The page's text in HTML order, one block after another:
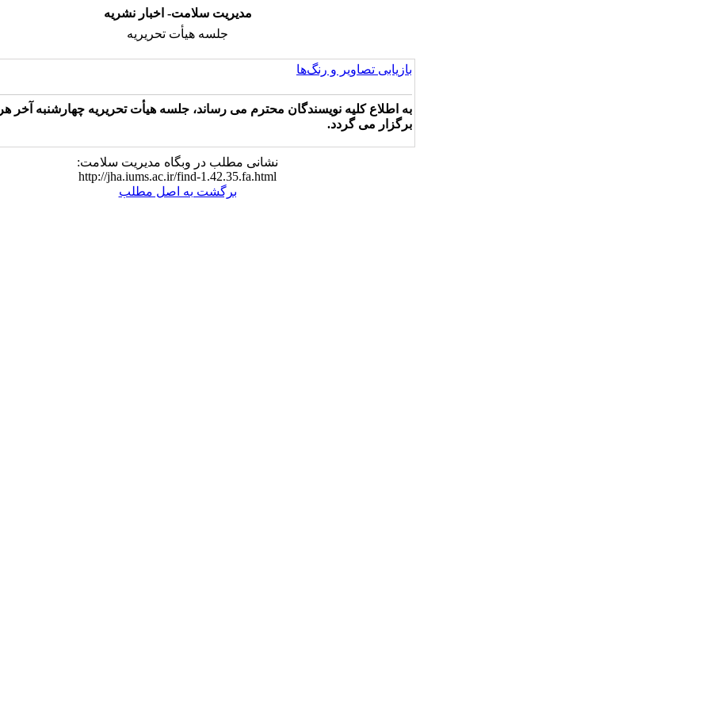
مدیریت سلامت- اخبار نشریه
جلسه هیأت تحریریه
بازیابی تصاویر و رنگ‌ها
به اطلاع کلیه نویسندگان محترم می رساند، جلسه هیأت تحریریه چهارشنبه آخر
برگزار می گردد.
نشانی مطلب در وبگاه مدیریت سلامت:
http://jha.iums.ac.ir/find-1.42.35.fa.html
برگشت به اصل مطلب